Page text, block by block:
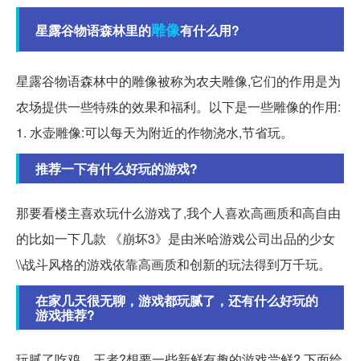
星露谷物语森林里的雕像有什么用?
星露谷物语森林中的雕像被称为农夫雕像,它们的作用是为
农场提供一些特殊的效果和福利。以下是一些雕像的作用:
1. 水壶雕像:可以每天为附近的作物浇水,节省玩。
推荐一下有什么好玩的游戏?
那要看楼主喜欢玩什么游戏了,我个人喜欢高画质和高自由
的比如一下几款 《崩坏3》是由米哈游戏公司出品的少女
\\战斗风格的游戏依靠高画质和创新的玩法得到万千玩。
在家几天很无聊，游戏都玩腻了，还有什么好玩的
游戏推荐?